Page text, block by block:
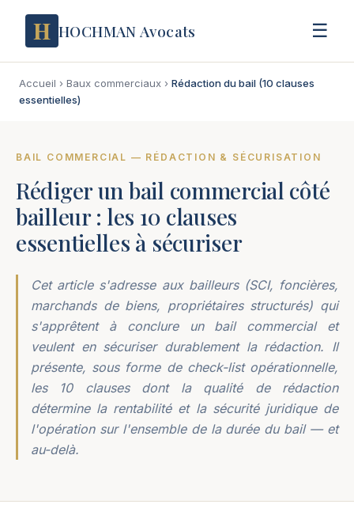
H HOCHMAN Avocats ☰
Accueil › Baux commerciaux › Rédaction du bail (10 clauses
essentielles)
BAIL COMMERCIAL — RÉDACTION & SÉCURISATION
Rédiger un bail commercial côté
bailleur : les 10 clauses
essentielles à sécuriser
Cet article s'adresse aux bailleurs (SCI, foncières,
marchands de biens, propriétaires structurés) qui
s'apprêtent à conclure un bail commercial et
veulent en sécuriser durablement la rédaction. Il
présente, sous forme de check-list opérationnelle,
les 10 clauses dont la qualité de rédaction
détermine la rentabilité et la sécurité juridique de
l'opération sur l'ensemble de la durée du bail — et
au-delà.